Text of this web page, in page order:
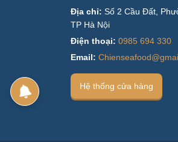
Địa chỉ: Số 2 Cầu Đất,
TP Hà Nội
Điện thoại: 0985 694 330
Email:
Hệ thống cửa hàng